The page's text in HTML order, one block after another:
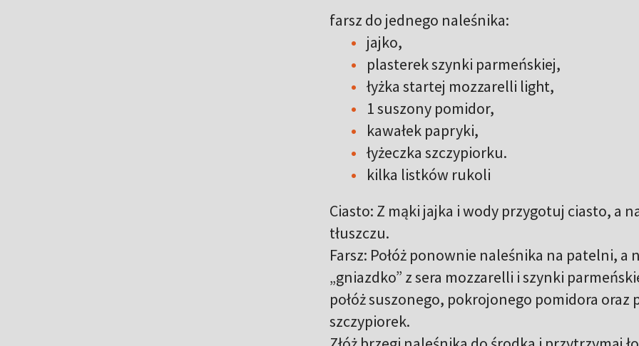
farsz do jednego naleśnika:
jajko,
plasterek szynki parmeńskiej,
łyżka startej mozzarelli light,
1 suszony pomidor,
kawałek papryki,
łyżeczka szczypiorku.
kilka listków rukoli
Ciasto: Z mąki jajka i wody przygotuj ciasto, a
tłuszczu.
Farsz: Połóż ponownie naleśnika na patelni,
„gniazdko” z sera mozzarelli i szynki
połóż suszonego, pokrojonego pomidora
szczypiorek.